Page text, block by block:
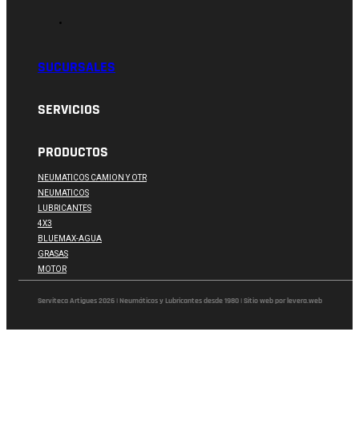
SUCURSALES
SERVICIOS
PRODUCTOS
NEUMATICOS CAMION Y OTR
NEUMATICOS
LUBRICANTES
4X3
BLUEMAX-AGUA
GRASAS
MOTOR
Serviteca Artigues 2026 | Neumáticos y Lubricantes desde 1980 | Sitio web por levera.web